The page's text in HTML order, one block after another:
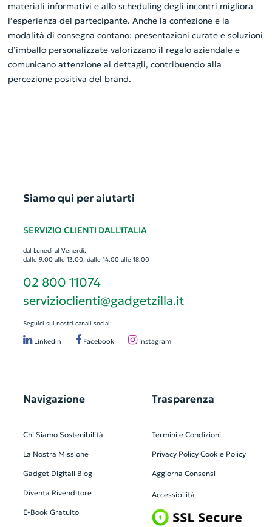
materiali informativi e allo scheduling degli incontri migliora
l’esperienza del partecipante. Anche la confezione e la
modalità di consegna contano: presentazioni curate e soluzioni
d’imballo personalizzate valorizzano il regalo aziendale e
comunicano attenzione ai dettagli, contribuendo alla
percezione positiva del brand.
Siamo qui per aiutarti
SERVIZIO CLIENTI DALL'ITALIA
dal Lunedì al Venerdì,
dalle 9.00 alle 13.00, dalle 14.00 alle 18.00
02 800 11074
servizioclienti@gadgetzilla.it
Seguici sui nostri canali social:
Linkedin Facebook Instagram
Navigazione
Chi Siamo Sostenibilità
La Nostra Missione
Gadget Digitali Blog
Diventa Rivenditore
E-Book Gratuito
Trasparenza
Termini e Condizioni
Privacy Policy Cookie Policy
Aggiorna Consensi
Accessibilità